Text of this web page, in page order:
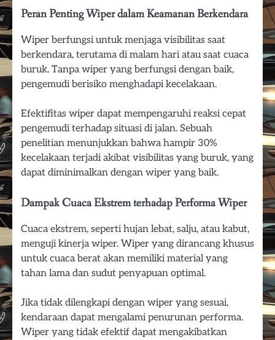
Peran Penting Wiper dalam Keamanan Berkendara
Wiper berfungsi untuk menjaga visibilitas saat
berkendara, terutama di malam hari atau saat cuaca
buruk. Tanpa wiper yang berfungsi dengan baik,
pengemudi berisiko menghadapi kecelakaan.
Efektifitas wiper dapat mempengaruhi reaksi cepat
pengemudi terhadap situasi di jalan. Sebuah
penelitian menunjukkan bahwa hampir 30%
kecelakaan terjadi akibat visibilitas yang buruk, yang
dapat diminimalkan dengan wiper yang baik.
Dampak Cuaca Ekstrem terhadap Performa Wiper
Cuaca ekstrem, seperti hujan lebat, salju, atau kabut,
menguji kinerja wiper. Wiper yang dirancang khusus
untuk cuaca berat akan memiliki material yang
tahan lama dan sudut penyapuan optimal.
Jika tidak dilengkapi dengan wiper yang sesuai,
kendaraan dapat mengalami penurunan performa.
Wiper yang tidak efektif dapat mengakibatkan